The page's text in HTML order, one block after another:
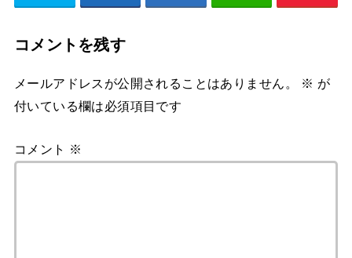
コメントを残す
メールアドレスが公開されることはありません。 ※ が
付いている欄は必須項目です
コメント ※